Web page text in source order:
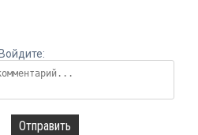
Войдите:
Отправить